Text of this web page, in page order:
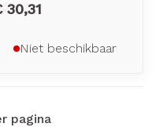
30,31
Niet beschikbaar
pagina